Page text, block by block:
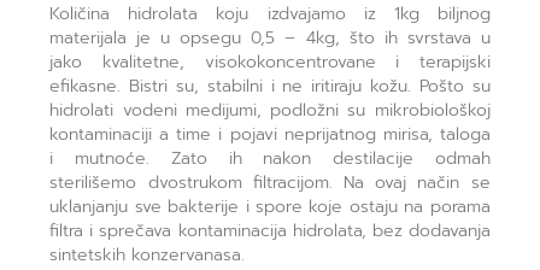
Količina hidrolata koju izdvajamo iz 1kg biljnog
materijala je u opsegu 0,5 – 4kg, što ih svrstava u
jako kvalitetne, visokokoncentrovane i terapijski
efikasne. Bistri su, stabilni i ne iritiraju kožu. Pošto su
hidrolati vodeni medijumi, podložni su mikrobiološkoj
kontaminaciji a time i pojavi neprijatnog mirisa, taloga
i mutnoće. Zato ih nakon destilacije odmah
sterilišemo dvostrukom filtracijom. Na ovaj način se
uklanjanju sve bakterije i spore koje ostaju na porama
filtra i sprečava kontaminacija hidrolata, bez dodavanja
sintetskih konzervanasa.